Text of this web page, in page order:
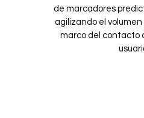
de marcadores
agilizando el volumen
marco del contacto